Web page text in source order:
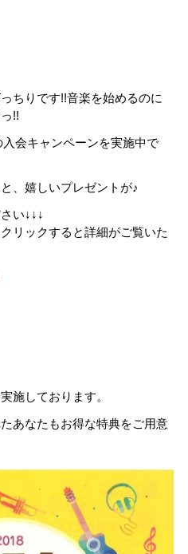
ちりです!!音楽を始めるのに
!!
会キャンペーンを実施中で
、嬉しいプレゼントが♪
い↓↓↓
リックすると詳細がご覧いた
施しております。
あなたもお得な特典をご用意